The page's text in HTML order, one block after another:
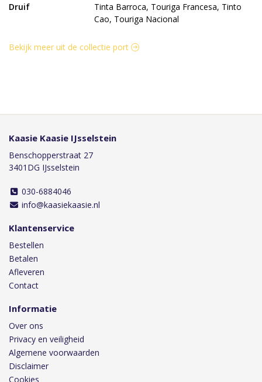
Druif
Tinta Barroca, Touriga Francesa, Tinto
Cao, Touriga Nacional
Bekijk meer uit de collectie port
Kaasie Kaasie IJsselstein
Benschopperstraat 27
3401DG IJsselstein
030-6884046
info@kaasiekaasie.nl
Klantenservice
Bestellen
Betalen
Afleveren
Contact
Informatie
Over ons
Privacy en veiligheid
Algemene voorwaarden
Disclaimer
Cookies